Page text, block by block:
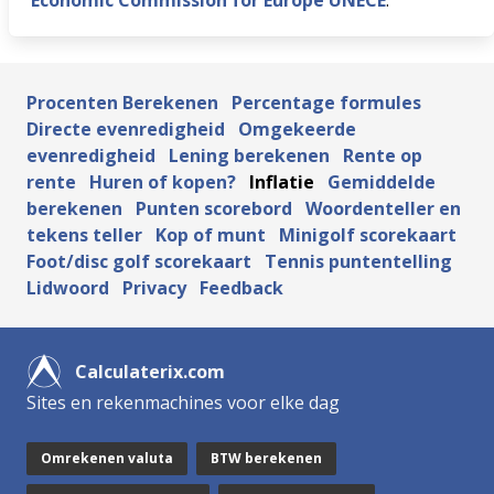
Procenten Berekenen
Percentage formules
Directe evenredigheid
Omgekeerde
evenredigheid
Lening berekenen
Rente op
rente
Huren of kopen? Inflatie
Gemiddelde
berekenen
Punten scorebord Woordenteller en
tekens teller Kop of munt
Minigolf scorekaart
Foot/disc golf scorekaart
Tennis puntentelling
Lidwoord
Privacy Feedback
Calculaterix.com
Sites en rekenmachines voor elke dag
Omrekenen valuta BTW berekenen